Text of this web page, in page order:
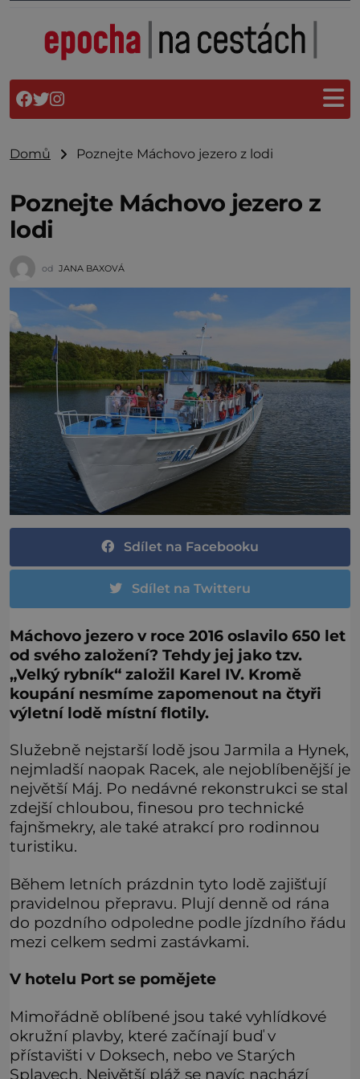
Domů Poznejte Máchovo jezero z lodi
Poznejte Máchovo jezero z
lodi
od JANA BAXOVÁ
Sdílet na Facebooku
Sdílet na Twitteru
Máchovo jezero v roce 2016 oslavilo 650 let
od svého založení? Tehdy jej jako tzv.
„Velký rybník“ založil Karel IV. Kromě
koupání nesmíme zapomenout na čtyři
výletní lodě místní flotily.
Služebně nejstarší lodě jsou Jarmila a Hynek,
nejmladší naopak Racek, ale nejoblíbenější je
největší Máj. Po nedávné rekonstrukci se stal
zdejší chloubou, finesou pro technické
fajnšmekry, ale také atrakcí pro rodinnou
turistiku.
Během letních prázdnin tyto lodě zajišťují
pravidelnou přepravu. Plují denně od rána
do pozdního odpoledne podle jízdního řádu
mezi celkem sedmi zastávkami.
V hotelu Port se pomějete
Mimořádně oblíbené jsou také vyhlídkové
okružní plavby, které začínají buď v
přístavišti v Doksech, nebo ve Starých
Splavech. Největší pláž se navíc nachází